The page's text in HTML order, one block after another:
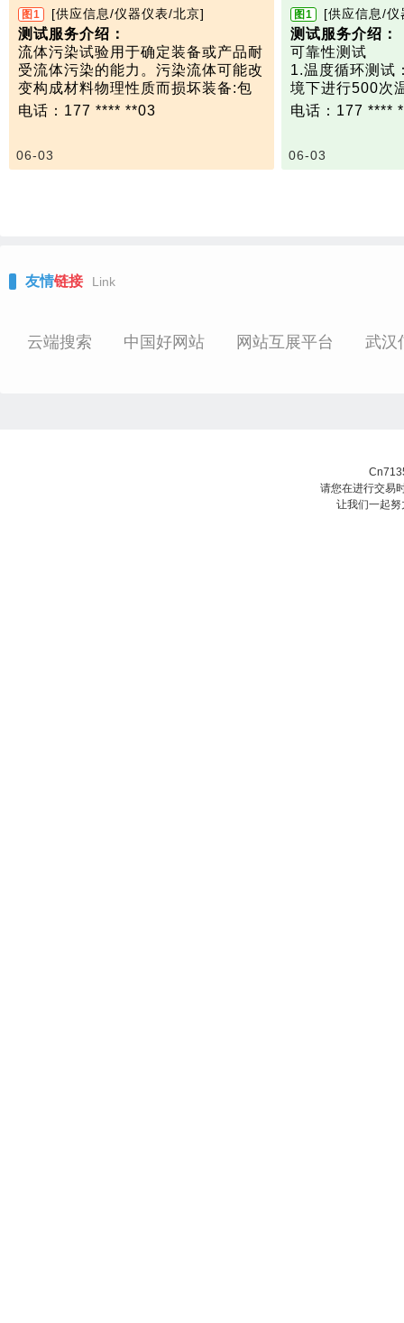
表面防护检验
·▪实时监测结构
·▪定位损伤源（
·▪评估损伤演化
展速率）；
·▪整体结构完整
器、管道、桥梁
简言之：声发射
声发射检测：金
图1 [供应信息/仪器仪表/北京]
测试服务介绍：
流体污染试验用于确定装备或产品耐
受流体污染的能力。污染流体可能改
变构成材料物理性质而损坏装备:包
装失效、塑料和橡胶的开裂与膨胀、
标志、腐蚀、融化或分解等。
技术参数：
×1000mm）
电话：177 **** **03
06-03
图1 [供应信息/
测试服务介绍：
可靠性测试
1‌.温度循环测
境下进行500次
可靠性。 ‌
5℃~175℃循环
电话：177 ****
06-03
友情链接 Link
云端搜索 中国好网站 网站互展平台 武汉
请您在进行交易
让我们一起